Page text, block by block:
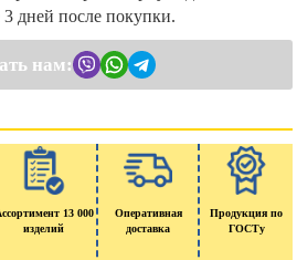
3 дней после покупки.
нам:
13 000
изделий
Оперативная
доставка
Продукция по
ГОСТу